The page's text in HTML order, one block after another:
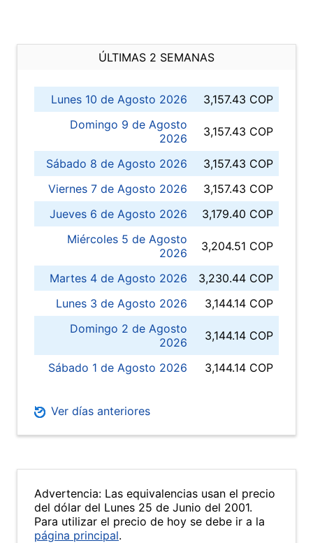
ÚLTIMAS 2 SEMANAS
Lunes 10 de Agosto 2026
3,157.43 COP
Domingo 9 de Agosto
2026
3,157.43 COP
Sábado 8 de Agosto 2026
3,157.43 COP
Viernes 7 de Agosto 2026
3,157.43 COP
Jueves 6 de Agosto 2026
3,179.40 COP
Miércoles 5 de Agosto
2026
3,204.51 COP
Martes 4 de Agosto 2026
3,230.44 COP
Lunes 3 de Agosto 2026
3,144.14 COP
Domingo 2 de Agosto
2026
3,144.14 COP
Sábado 1 de Agosto 2026 3,144.14 COP
Ver días anteriores
Advertencia: Las equivalencias usan el precio
del dólar del Lunes 25 de Junio del 2001.
Para utilizar el precio de hoy se debe ir a la
página principal.